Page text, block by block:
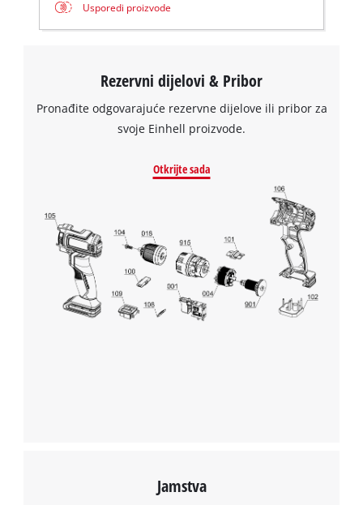
the site with their CMP to add this content
to the list of technologies used.
Management Platform
Usporedi proizvode
Rezervni dijelovi & Pribor
Pronađite odgovarajuće rezervne dijelove ili pribor za
svoje Einhell proizvode.
Otkrijte sada
Jamstva